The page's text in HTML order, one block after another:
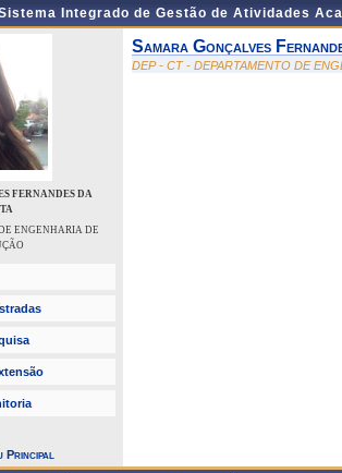
Integrado de Gestão de Atividades
FERNANDES DA
ENGENHARIA DE
Principal
Samara Gonçalves
DEP - CT - DEPARTAMENTO DE